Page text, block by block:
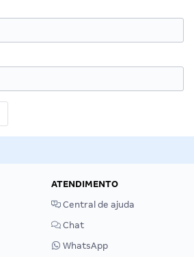
ATENDIMENTO
Central de ajuda
Chat
WhatsApp